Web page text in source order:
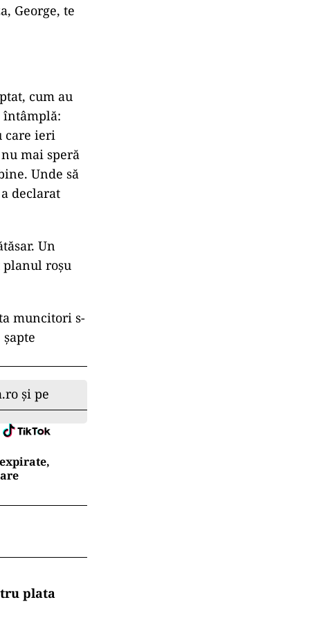
George, te
cum au
întâmplă:
care ieri
mai speră
Unde să
declarat
Un
planul roșu
muncitori s-
și pe
plata